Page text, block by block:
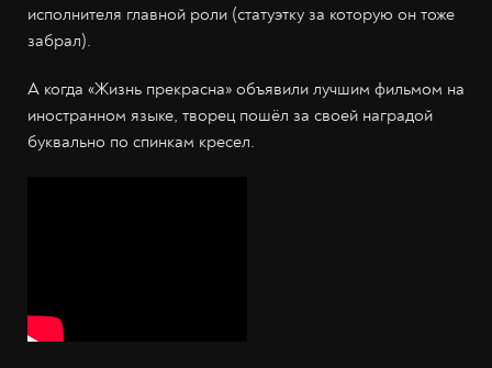
исполнителя главной роли (статуэтку за которую он тоже
забрал).
А когда «Жизнь прекрасна» объявили лучшим фильмом на
иностранном языке, творец пошёл за своей наградой
буквально по спинкам кресел.